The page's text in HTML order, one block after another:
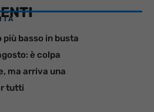
più basso in busta
è colpa
ma arriva una
tutti